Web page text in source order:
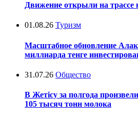
Движение открыли на трассе
01.08.26 Туризм
Масштабное обновление
миллиарда тенге
31.07.26 Общество
В Жетісу за полгода
105 тысяч тонн молока